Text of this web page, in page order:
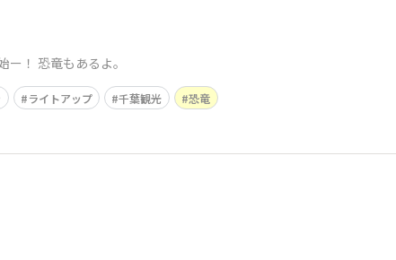
！ 恐竜もあるよ。
ライトアップ 千葉観光 恐竜